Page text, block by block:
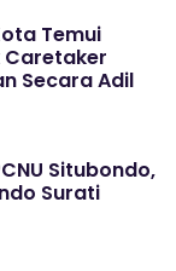
Temui
Caretaker
Secara Adil
Situbondo,
Surati